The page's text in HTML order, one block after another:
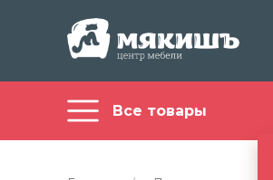
Все товары